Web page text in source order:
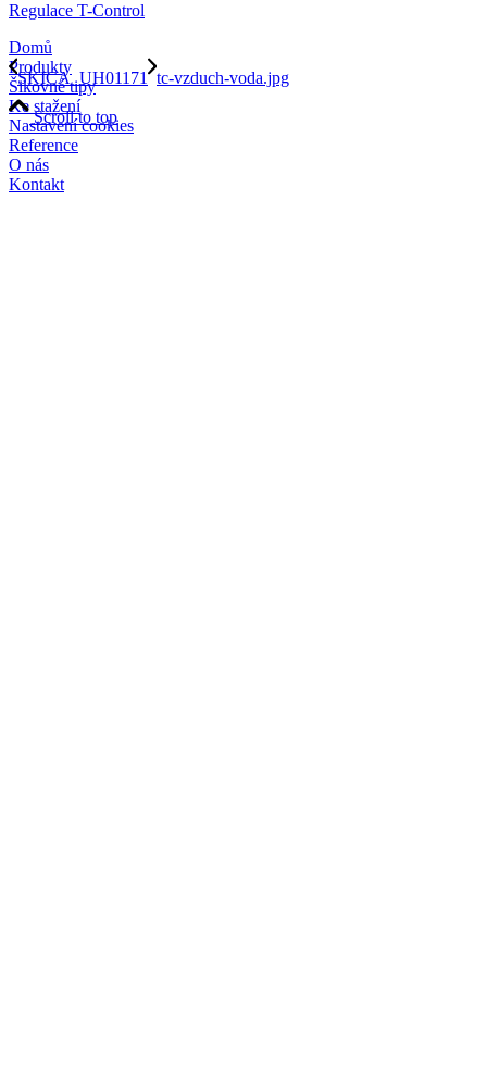
Regulace T-Control
Domů
Produkty
Šikovné tipy
Ke stažení
Nastavení cookies
Reference
O nás
Kontakt
SKICA_UH01171 tc-vzduch-voda.jpg
Scroll to top